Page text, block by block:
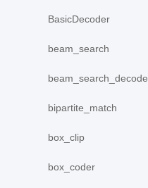
BasicDecoder
beam_search
beam_search_decode
bipartite_match
box_clip
box_coder